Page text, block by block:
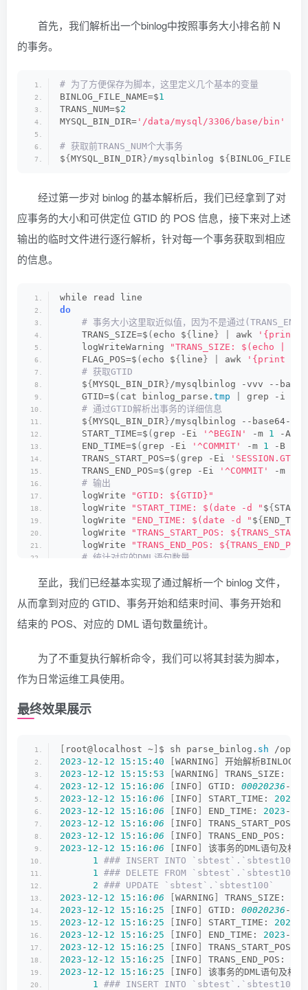
首先，我们解析出一个binlog中按照事务大小排名前 N
的事务。
# 为了方便保存为脚本，这里定义几个基本的变量
BINLOG_FILE_NAME=$1
TRANS_NUM=$2
MYSQL_BIN_DIR= '/data/mysql/3306/base/bin'
# 获取前TRANS_NUM个大事务
${ MYSQL_BIN_DIR }/mysqlbinlog ${
经过第一步对 binlog 的基本解析后，我们已经拿到了对
应事务的大小和可供定位 GTID 的 POS 信息，接下来对上述
输出的临时文件进行逐行解析，针对每一个事务获取到相应
的信息。
while read line
do
# 事务大小这里取近似值，因为不是通过
    TRANS_SIZE=$
( echo ${ line } awk
'{print
    logWriteWarning
"TRANS_SIZE: $(echo |
    FLAG_POS=$
( echo ${ line } awk
'{print
# 获取GTID
    $
{ MYSQL_BIN_DIR }/mysqlbinlog -vvv --
    GTID=$
( cat binlog_parse. tmp grep -i
# 通过GTID解析出事务的详细信息
    $
{ MYSQL_BIN_DIR }/mysqlbinlog --base64-
    START_TIME=$
( grep -Ei '^BEGIN' -m 1 -A
    END_TIME=$
( grep -Ei '^COMMIT' -m 1 -B
    TRANS_START_POS=$
( grep -Ei
    TRANS_END_POS=$
( grep -Ei '^COMMIT' -m
# 输出
    logWrite
"GTID: ${GTID}"
    logWrite
"START_TIME: $(date -d " ${
    logWrite
"END_TIME: $(date -d " ${ END_TIME
    logWrite
"TRANS_START_POS:
    logWrite
"TRANS_END_POS:
# 统计对应的DML语句数量
    grep -Ei
'^### insert' binlog_gtid.tmp
    grep -Ei
'^### update' binlog_gtid.tmp
done < binlog_init.tmp
至此，我们已经基本实现了通过解析一个 binlog 文件，
从而拿到对应的 GTID、事务开始和结束时间、事务开始和
结束的 POS、对应的 DML 语句数量统计。
为了不重复执行解析命令，我们可以将其封装为脚本，
作为日常运维工具使用。
最终效果展示
root@localhost ~ $ sh parse_binlog. sh /opt/
2023 - 12 - 12 15 : 15 : 40 WARNING
开始解析
2023 - 12 - 12 15 : 15 : 53 WARNING TRANS_SIZE:
2023 - 12 - 12 15 : 16 : 06 INFO GTID: 00020236 -
2023 - 12 - 12 15 : 16 : 06 INFO START_TIME: 2023
2023 - 12 - 12 15 : 16 : 06 INFO END_TIME: 2023 -
2023 - 12 - 12 15 : 16 : 06 INFO TRANS_START_POS:
2023 - 12 - 12 15 : 16 : 06 INFO TRANS_END_POS:
2023 - 12 - 12 15 : 16 : 06 INFO
该事务的DML语句及相
1 ### INSERT INTO `sbtest`.`sbtest100`
1 ### DELETE FROM `sbtest`.`sbtest100`
2 ### UPDATE `sbtest`.`sbtest100`
2023 - 12 - 12 15 : 16 : 06 WARNING TRANS_SIZE:
2023 - 12 - 12 15 : 16 : 25 INFO GTID: 00020236 -
2023 - 12 - 12 15 : 16 : 25 INFO START_TIME: 2023
2023 - 12 - 12 15 : 16 : 25 INFO END_TIME: 2023 -
2023 - 12 - 12 15 : 16 : 25 INFO TRANS_START_POS:
2023 - 12 - 12 15 : 16 : 25 INFO TRANS_END_POS:
2023 - 12 - 12 15 : 16 : 25 INFO
该事务的DML语句及相
1 ### INSERT INTO `sbtest`.`sbtest100`